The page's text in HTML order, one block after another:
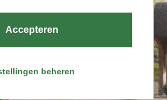
n
Accepteren
beheren